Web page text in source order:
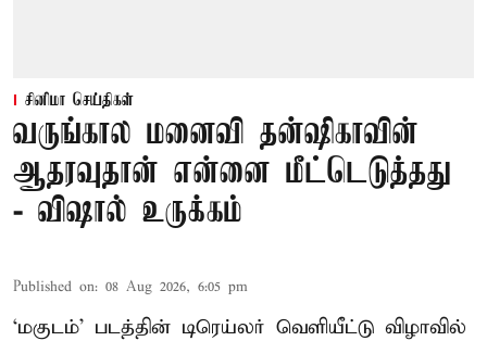
சினிமா செய்திகள்
வருங்கால மனைவி தன்ஷிகாவின்
ஆதரவுதான் என்னை மீட்டெடுத்தது
- விஷால் உருக்கம்
Published on: 08 Aug 2026, 6:05 pm
‘மகுடம்’ படத்தின் டிரெய்லர் வெளியீட்டு விழாவில்